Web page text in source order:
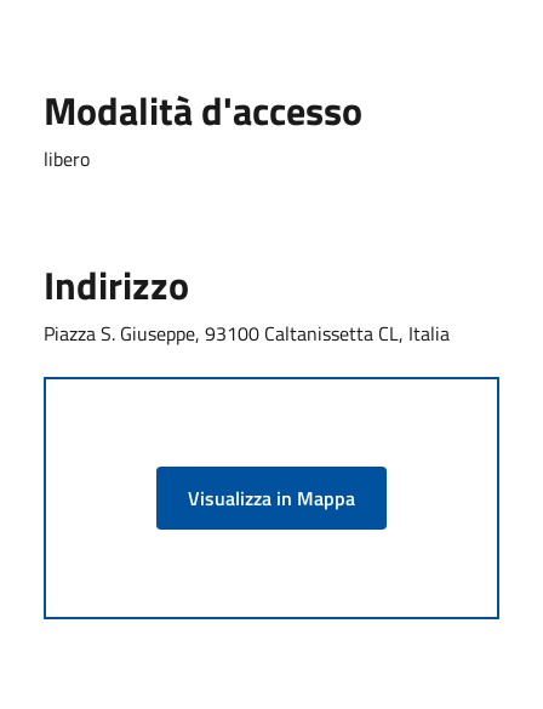
Modalità d'accesso
libero
Indirizzo
Piazza S. Giuseppe, 93100 Caltanissetta CL, Italia
Visualizza in Mappa